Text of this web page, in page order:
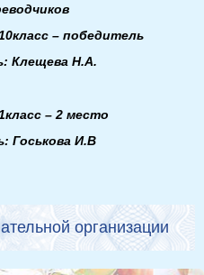
– победитель
Клещева Н.А.
– 2 место
Госькова И.В
организации